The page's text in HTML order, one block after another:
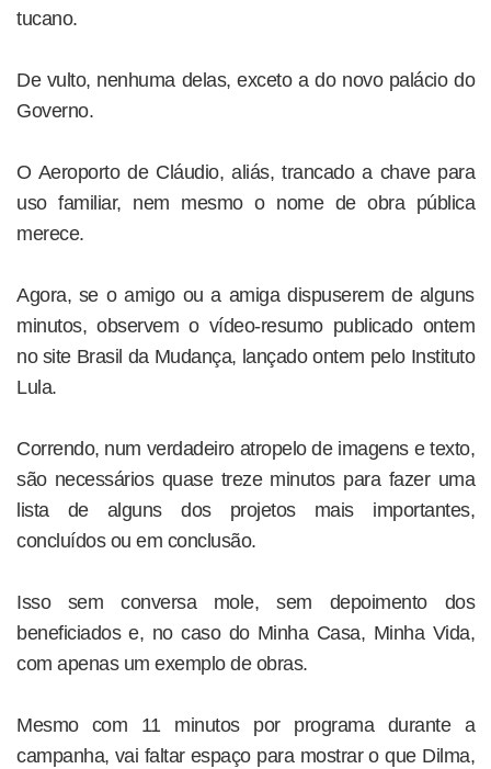
tucano.
De vulto, nenhuma delas, exceto a do novo palácio do
Governo.
O Aeroporto de Cláudio, aliás, trancado a chave para
uso familiar, nem mesmo o nome de obra pública
merece.
Agora, se o amigo ou a amiga dispuserem de alguns
minutos, observem o vídeo-resumo publicado ontem
no site Brasil da Mudança, lançado ontem pelo Instituto
Lula.
Correndo, num verdadeiro atropelo de imagens e texto,
são necessários quase treze minutos para fazer uma
lista de alguns dos projetos mais importantes,
concluídos ou em conclusão.
Isso sem conversa mole, sem depoimento dos
beneficiados e, no caso do Minha Casa, Minha Vida,
com apenas um exemplo de obras.
Mesmo com 11 minutos por programa durante a
campanha, vai faltar espaço para mostrar o que Dilma,